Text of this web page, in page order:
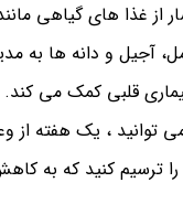
از غذا های گیاهی
آجیل و دانه ها به
قلبی کمک می کند.
7 روزه می توانید ، یک
ترسیم کنید که به